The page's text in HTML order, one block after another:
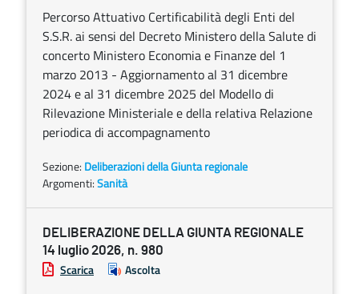
Percorso Attuativo Certificabilità degli Enti del
S.S.R. ai sensi del Decreto Ministero della Salute di
concerto Ministero Economia e Finanze del 1
marzo 2013 - Aggiornamento al 31 dicembre
2024 e al 31 dicembre 2025 del Modello di
Rilevazione Ministeriale e della relativa Relazione
periodica di accompagnamento
Sezione: Deliberazioni della Giunta regionale
Argomenti:Sanità
DELIBERAZIONE DELLA GIUNTA REGIONALE
14 luglio 2026, n. 980
Scarica Ascolta